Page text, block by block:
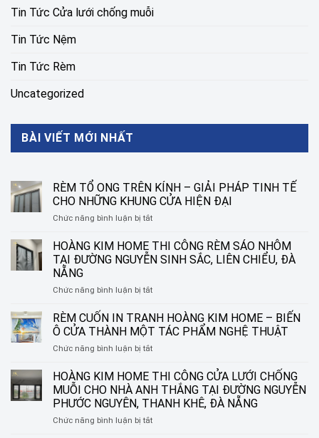
Tin Tức Cửa lưới chống muỗi
Tin Tức Nệm
Tin Tức Rèm
Uncategorized
BÀI VIẾT MỚI NHẤT
RÈM TỔ ONG TRÊN KÍNH – GIẢI PHÁP TINH TẾ
CHO NHỮNG KHUNG CỬA HIỆN ĐẠI
Chức năng bình luận bị tắtở
TỔ
ONG
TRÊN
–
PHÁP
TINH
TẾ
CHO
KHUNG
CỬA
HIỆN
HOÀNG KIM HOME THI CÔNG RÈM SÁO NHÔM
TẠI ĐƯỜNG NGUYỄN SINH SẮC, LIÊN CHIỂU, ĐÀ
NẴNG
Chức năng bình luận bị tắtở
KIM
HOME
THI
CÔNG
SÁO
NHÔM
TẠI
ĐƯỜNG
NGUYỄN
RÈM CUỐN IN TRANH HOÀNG KIM HOME – BIẾN
Ô CỬA THÀNH MỘT TÁC PHẨM NGHỆ THUẬT
Chức năng bình luận bị tắtở
CUỐN
IN
TRANH
HOÀNG
KIM
HOÀNG KIM HOME THI CÔNG CỬA LƯỚI CHỐNG
MUỖI CHO NHÀ ANH THẮNG TẠI ĐƯỜNG NGUYỄN
PHƯỚC NGUYÊN, THANH KHÊ, ĐÀ NẴNG
Chức năng bình luận bị tắtở